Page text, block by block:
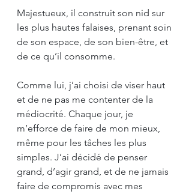
Majestueux, il construit son nid sur
les plus hautes falaises, prenant soin
de son espace, de son bien-être, et
de ce qu’il consomme.
Comme lui, j’ai choisi de viser haut
et de ne pas me contenter de la
médiocrité. Chaque jour, je
m’efforce de faire de mon mieux,
même pour les tâches les plus
simples. J’ai décidé de penser
grand, d’agir grand, et de ne jamais
faire de compromis avec mes